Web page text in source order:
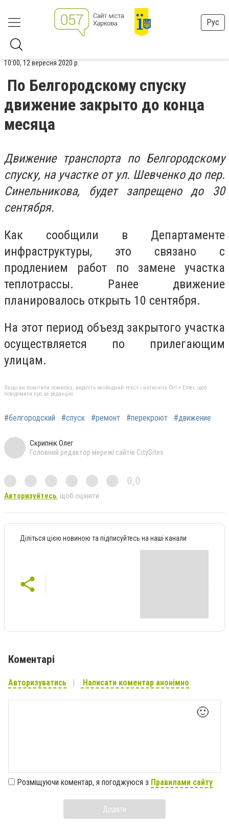
Рус
10:00, 12 вересня 2020 р.
По Белгородскому спуску
движение закрыто до конца
месяца
Движение транспорта по Белгородскому
спуску, на участке от ул. Шевченко до пер.
Синельникова, будет запрещено до 30
сентября.
Как сообщили в Департаменте
инфраструктуры, это связано с
продлением работ по замене участка
теплотрассы. Ранее движение
планировалось открыть 10 сентября.
На этот период объезд закрытого участка
осуществляется по прилегающим
улицам.
Якщо ви помітили помилку, виділіть необхідний текст і натисніть Ctrl + Enter, щоб
повідомити про це редакцію
#белгородский #спуск #ремонт #перекроют #движение
Скрипнік Олег
Головний редактор мережі сайтів CitySites
0,0
Авторизуйтесь, щоб оцінити
Діліться цією новиною та підписуйтесь на наші канали
Коментарі
Авторизуватись Написати коментар анонімно
🙂
Розміщуючи коментар, я погоджуюся з Правилами сайту
Додати